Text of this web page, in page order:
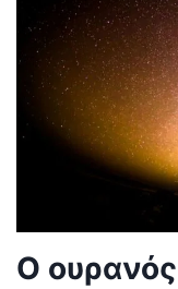
Ο ουρανός